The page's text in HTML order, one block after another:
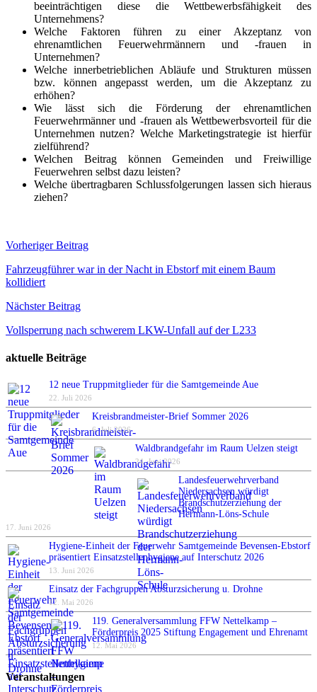
beeinträchtigen diese die Wettbewerbsfähigkeit des
Unternehmens?
Welche Faktoren führen zu einer Akzeptanz von
ehrenamtlichen Feuerwehrmännern und -frauen in
Unternehmen?
Welche innerbetrieblichen Abläufe und Strukturen müssen
bzw. können angepasst werden, um die Akzeptanz zu
erhöhen?
Wie lässt sich die Förderung der ehrenamtlichen
Feuerwehrmänner und -frauen als Wettbewerbsvorteil für die
Unternehmen nutzen? Welche Marketingstrategie ist hierfür
zielführend?
Welchen Beitrag können Gemeinden und Freiwillige
Feuerwehren selbst dazu leisten?
Welche übertragbaren Schlussfolgerungen lassen sich hieraus
ziehen?
Beitragsnavigation
Vorheriger Beitrag
Fahrzeugführer war in der Nacht in Ebstorf mit einem Baum
kollidiert
Nächster Beitrag
Vollsperrung nach schwerem LKW-Unfall auf der L233
aktuelle Beiträge
12 neue Truppmitglieder für die Samtgemeinde Aue
22. Juli 2026
Kreisbrandmeister-Brief Sommer 2026
6. Juli 2026
Waldbrandgefahr im Raum Uelzen steigt
24. Juni 2026
Landesfeuerwehrverband
Niedersachsen würdigt
Brandschutzerziehung der
Hermann-Löns-Schule
17. Juni 2026
Hygiene-Einheit der Feuerwehr Samtgemeinde Bevensen-Ebstorf
präsentiert Einsatzstellenhygiene auf Interschutz 2026
13. Juni 2026
Einsatz der Fachgruppen Absturzsicherung u. Drohne
12. Mai 2026
119. Generalversammlung FFW Nettelkamp –
Förderpreis 2025 Stiftung Engagement und Ehrenamt
12. Mai 2026
Veranstaltungen